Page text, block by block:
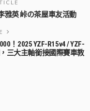
雅英 峠の茶屋車友活動
！2025 YZF-R15v4 / YZF-
三大主軸銜接國際賽車教